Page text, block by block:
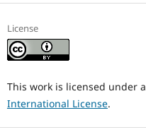
License
This work is licensed under a
International License.